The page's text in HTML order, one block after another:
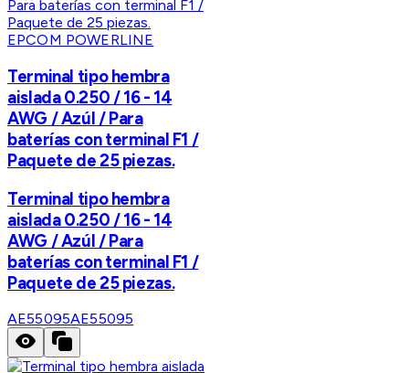
EPCOM POWERLINE
Terminal tipo hembra
aislada 0.250 / 16 - 14
AWG / Azúl / Para
baterías con terminal F1 /
Paquete de 25 piezas.
Terminal tipo hembra
aislada 0.250 / 16 - 14
AWG / Azúl / Para
baterías con terminal F1 /
Paquete de 25 piezas.
AE55095AE55095